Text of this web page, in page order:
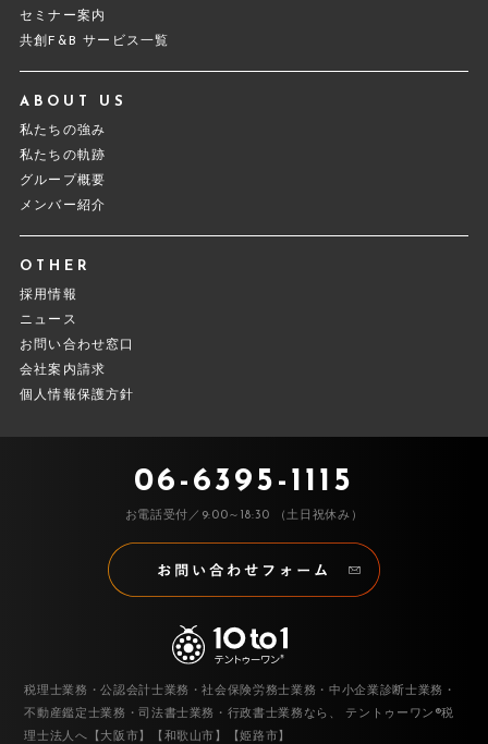
セミナー案内
共創F&B サービス一覧
ABOUT US
私たちの強み
私たちの軌跡
グループ概要
メンバー紹介
OTHER
採用情報
ニュース
お問い合わせ窓口
会社案内請求
個人情報保護方針
06-6395-1115
お電話受付／9:00～18:30 （土日祝休み）
税理士業務・公認会計士業務・社会保険労務士業務・中小企業診断士業務・
不動産鑑定士業務・司法書士業務・行政書士業務なら、
テントゥーワン®税
理士法人へ【大阪市】【和歌山市】【姫路市】